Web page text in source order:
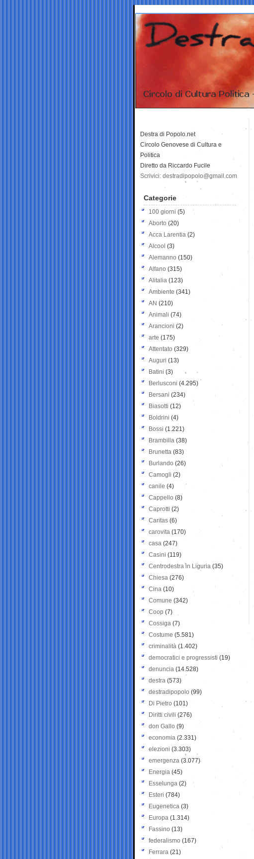
Destra di Popolo.net
Circolo Genovese di Cultura e
Politica
Diretto da Riccardo Fucile
Scrivici: destradipopolo@gmail.com
Categorie
100 giorni (5)
Aborto (20)
Acca Larentia (2)
Alcool (3)
Alemanno (150)
Alfano (315)
Alitalia (123)
Ambiente (341)
AN (210)
Animali (74)
Arancioni (2)
arte (175)
Attentato (329)
Auguri (13)
Batini (3)
Berlusconi (4.295)
Bersani (234)
Biasotti (12)
Boldrini (4)
Bossi (1.221)
Brambilla (38)
Brunetta (83)
Burlando (26)
Camogli (2)
canile (4)
Cappello (8)
Caprotti (2)
Caritas (6)
carovita (170)
casa (247)
Casini (119)
Centrodestra in Liguria (35)
Chiesa (276)
Cina (10)
Comune (342)
Coop (7)
Cossiga (7)
Costume (5.581)
criminalità (1.402)
democratici e progressisti (19)
denuncia (14.528)
destra (573)
destradipopolo (99)
Di Pietro (101)
Diritti civili (276)
don Gallo (9)
economia (2.331)
elezioni (3.303)
emergenza (3.077)
Energia (45)
Esselunga (2)
Esteri (784)
Eugenetica (3)
Europa (1.314)
Fassino (13)
federalismo (167)
Ferrara (21)